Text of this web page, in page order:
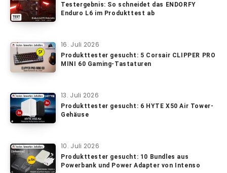
Testergebnis: So schneidet das ENDORFY
Enduro L6 im Produkttest ab
16. Juli 2026
Produkttester gesucht: 5 Corsair CLIPPER PRO
MINI 60 Gaming-Tastaturen
13. Juli 2026
Produkttester gesucht: 6 HYTE X50 Air Tower-
Gehäuse
10. Juli 2026
Produkttester gesucht: 10 Bundles aus
Powerbank und Power Adapter von Intenso